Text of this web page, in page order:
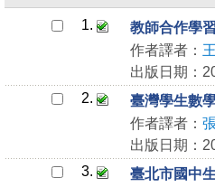
1.
教師合作學
作者譯者：
出版日期：
2.
臺灣學生數
作者譯者：
出版日期：
3.
臺北市國中